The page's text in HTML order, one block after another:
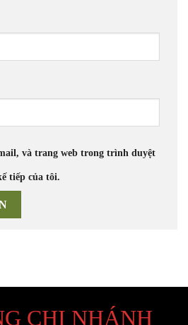
và trang web trong trình duyệt
tiếp của tôi.
CHI NHÁNH